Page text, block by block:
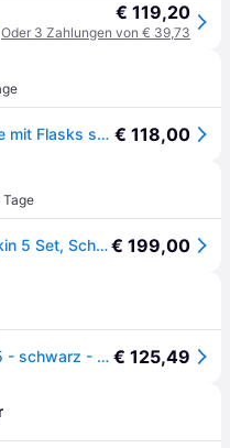
€ 119,20
Oder 3 Zahlungen von € 39,73
Salomon - Adv Skin 5L Laufweste mit Flasks schwarz - XL € 118,00
Tage
Salomon, Unisex, Westen, Adv Skin 5 Set, Schwarz, (L)€ 199,00
Trinkrucksack ADVANCED SKIN 5 - schwarz - XL € 125,49